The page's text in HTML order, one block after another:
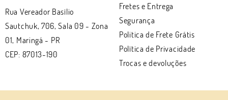
Rua Vereador Basílio
Sautchuk, 706, Sala 09 - Zona
01, Maringá - PR
CEP: 87013-190
Fretes e Entrega
Segurança
Politica de Frete Grátis
Política de Privacidade
Trocas e devoluções